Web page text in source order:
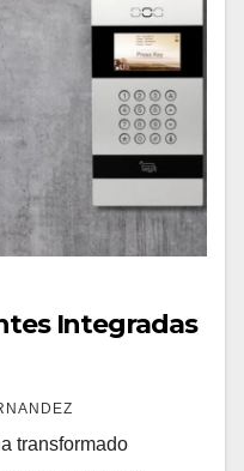
Integradas
transformado